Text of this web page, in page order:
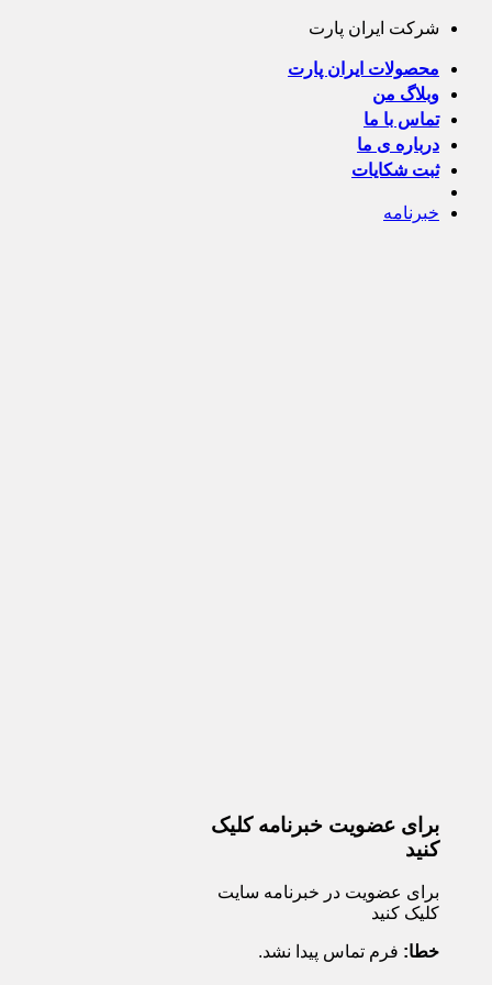
Skip
content
شرکت ایران پارت
محصولات ایران پارت
وبلاگ من
تماس با ما
درباره ی ما
ثبت شکایات
خبرنامه
برای عضویت خبرنامه کلیک
کنید
برای عضویت در خبرنامه سایت
کلیک کنید
خطا: فرم تماس پیدا نشد.